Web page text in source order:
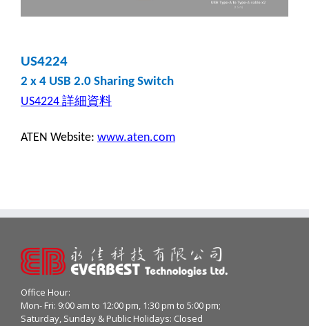
US4224
2 x 4 USB 2.0 Sharing Switch
US4224 詳細資料
ATEN Website: www.aten.com
Office Hour:
Mon- Fri: 9:00 am to 12:00 pm, 1:30 pm to 5:00 pm;
Saturday, Sunday & Public Holidays: Closed